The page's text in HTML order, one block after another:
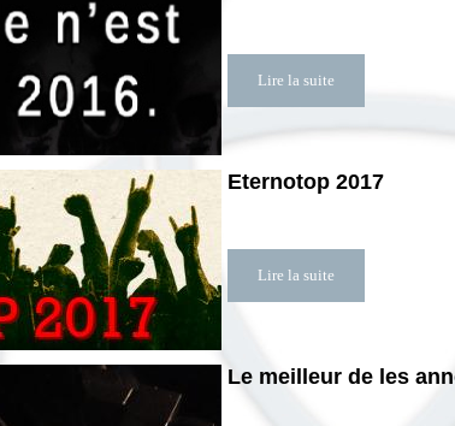
Lire la suite
Eternotop 2017
Lire la suite
Le meilleur de les